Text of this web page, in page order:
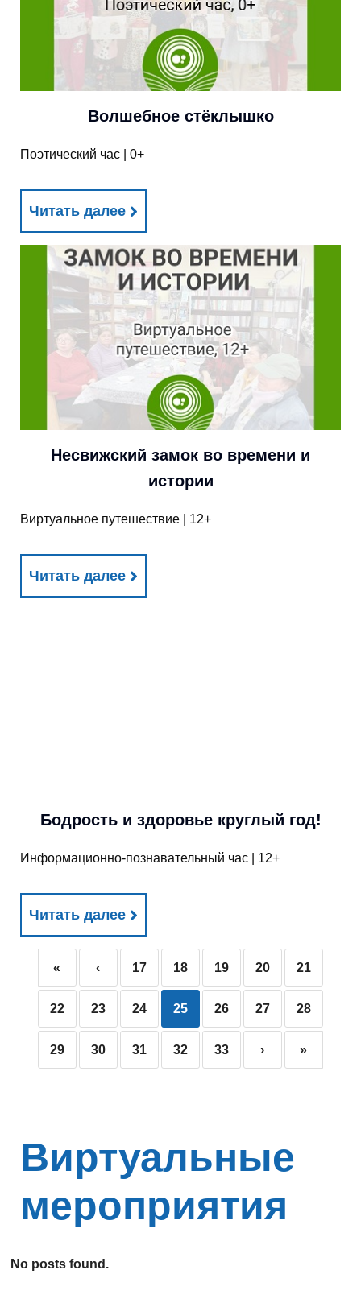
Волшебное стёклышко
Поэтический час | 0+
Читать далее
Несвижский замок во времени и
истории
Виртуальное путешествие | 12+
Читать далее
Бодрость и здоровье круглый год!
Информационно-познавательный час | 12+
Читать далее
« ‹ 17 18 19 20 21
22 23 24 25 26 27 28
29 30 31 32 33 › »
Виртуальные
мероприятия
No posts found.